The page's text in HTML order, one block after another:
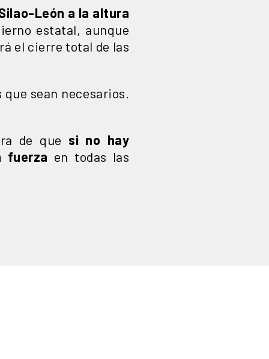
León a la altura
estatal, aunque
el cierre total de las
sean necesarios.
de que si no hay
fuerza en todas las